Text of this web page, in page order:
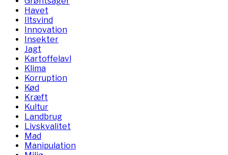
Havet
Iltsvind
Innovation
Insekter
Jagt
Kartoffelavl
Klima
Korruption
Kød
Kræft
Kultur
Landbrug
Livskvalitet
Mad
Manipulation